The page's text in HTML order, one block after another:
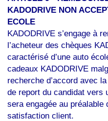
KADODRIVE NON
ECOLE
KADODRIVE s’engage à
l’acheteur des chèques
caractérisé d’une auto
cadeaux KADODRIVE
recherche d’accord avec
de report du candidat vers
sera engagée au préalable
satisfaction client.